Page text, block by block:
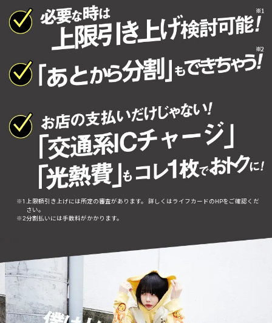
上限額引き上げには所定の審査があります。 詳しくはライフカードのHPをご確認くだ
さい。
分割払いには手数料がかかります。